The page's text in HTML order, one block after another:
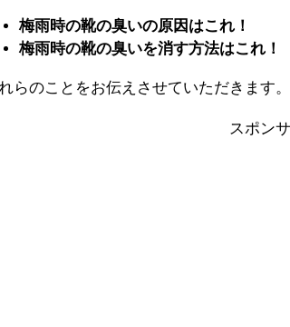
梅雨時の靴の臭いの原因はこれ！
梅雨時の靴の臭いを消す方法はこれ！
らのことをお伝えさせていただきます。
スポン